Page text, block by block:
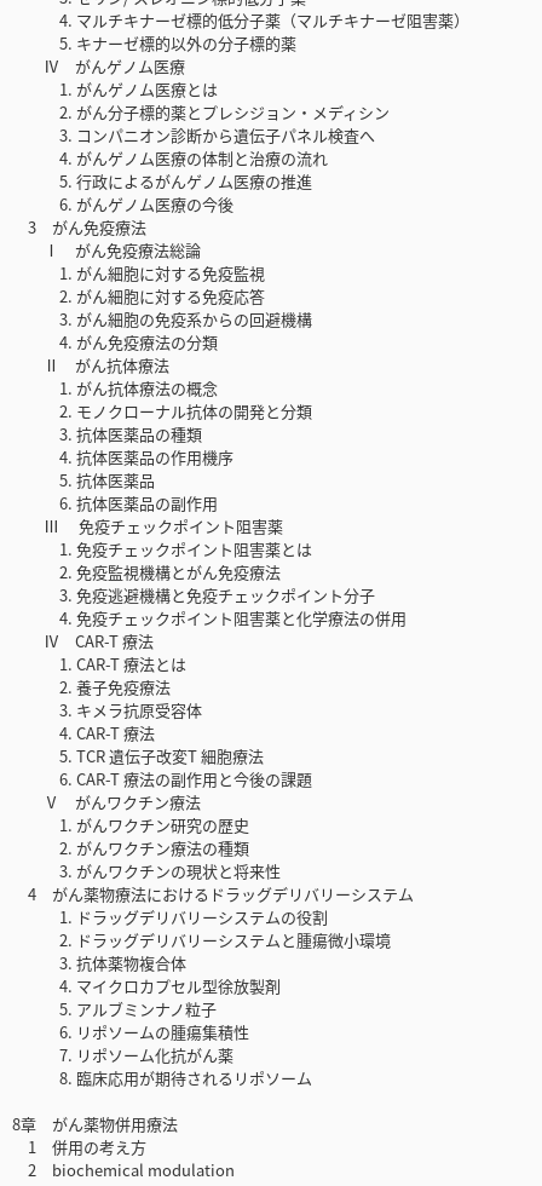
4. マルチキナーゼ標的低分子薬（マルチキナーゼ阻害薬）
5. キナーゼ標的以外の分子標的薬
Ⅳ がんゲノム医療
1. がんゲノム医療とは
2. がん分子標的薬とプレシジョン・メディシン
3. コンパニオン診断から遺伝子パネル検査へ
4. がんゲノム医療の体制と治療の流れ
5. 行政によるがんゲノム医療の推進
6. がんゲノム医療の今後
3 がん免疫療法
Ⅰ がん免疫療法総論
1. がん細胞に対する免疫監視
2. がん細胞に対する免疫応答
3. がん細胞の免疫系からの回避機構
4. がん免疫療法の分類
Ⅱ がん抗体療法
1. がん抗体療法の概念
2. モノクローナル抗体の開発と分類
3. 抗体医薬品の種類
4. 抗体医薬品の作用機序
5. 抗体医薬品
6. 抗体医薬品の副作用
Ⅲ 免疫チェックポイント阻害薬
1. 免疫チェックポイント阻害薬とは
2. 免疫監視機構とがん免疫療法
3. 免疫逃避機構と免疫チェックポイント分子
4. 免疫チェックポイント阻害薬と化学療法の併用
Ⅳ CAR-T 療法
1. CAR-T 療法とは
2. 養子免疫療法
3. キメラ抗原受容体
4. CAR-T 療法
5. TCR 遺伝子改変T 細胞療法
6. CAR-T 療法の副作用と今後の課題
Ⅴ がんワクチン療法
1. がんワクチン研究の歴史
2. がんワクチン療法の種類
3. がんワクチンの現状と将来性
4 がん薬物療法におけるドラッグデリバリーシステム
1. ドラッグデリバリーシステムの役割
2. ドラッグデリバリーシステムと腫瘍微小環境
3. 抗体薬物複合体
4. マイクロカプセル型徐放製剤
5. アルブミンナノ粒子
6. リポソームの腫瘍集積性
7. リポソーム化抗がん薬
8. 臨床応用が期待されるリポソーム
8章 がん薬物併用療法
1 併用の考え方
2 biochemical modulation